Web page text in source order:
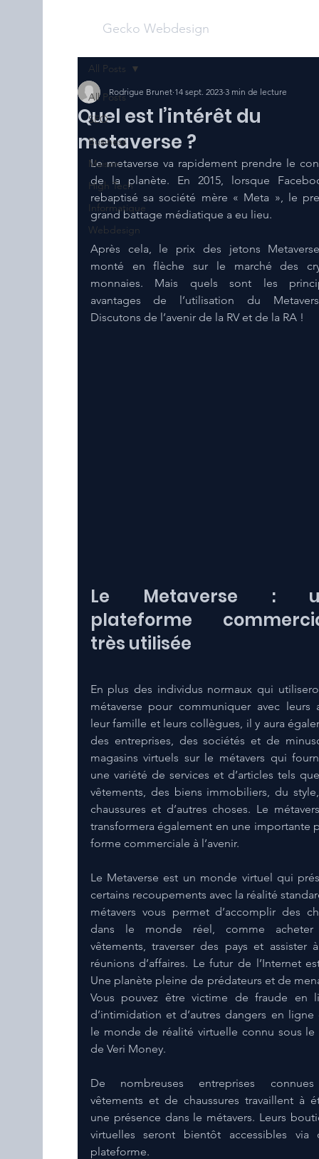
Gecko Webdesign
All Posts
SEO
Business
Maison
High Tech
Informatique
Webdesign
All Posts
Quel est l’intérêt du
metaverse ?
Rodrigue Brunet 14 sept. 2023 3 min de lecture
Le metaverse va rapidement prendre le
de la planète. En 2015, lorsque
rebaptisé sa société mère « Meta », le
grand battage médiatique a eu lieu.
Après cela, le prix des jetons
monté en flèche sur le marché des
monnaies. Mais quels sont les
avantages de l’utilisation du
Discutons de l’avenir de la RV et de la RA !
Le Metaverse :
plateforme
très utilisée
En plus des individus normaux qui
métaverse pour communiquer avec leurs
leur famille et leurs collègues, il y aura
des entreprises, des sociétés et de
magasins virtuels sur le métavers qui
une variété de services et d’articles tels
vêtements, des biens immobiliers, du
chaussures et d’autres choses. Le
transformera également en une importante
forme commerciale à l’avenir.
Le Metaverse est un monde virtuel qui
certains recoupements avec la réalité
métavers vous permet d’accomplir des
dans le monde réel, comme acheter
vêtements, traverser des pays et assister
réunions d’affaires. Le futur de l’Internet
Une planète pleine de prédateurs et de
Vous pouvez être victime de fraude en
d’intimidation et d’autres dangers en ligne
le monde de réalité virtuelle connu sous le
de Veri Money.
De nombreuses entreprises
vêtements et de chaussures travaillent à
une présence dans le métavers. Leurs
virtuelles seront bientôt accessibles via
plateforme.